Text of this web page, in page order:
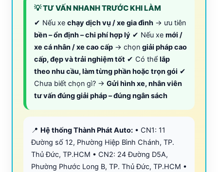
💡 TƯ VẤN NHANH TRƯỚC KHI LÀM
✔ Nếu xe chạy dịch vụ / xe gia đình → ưu tiên
bền – ổn định – chi phí hợp lý ✔ Nếu xe mới /
xe cá nhân / xe cao cấp → chọn giải pháp cao
cấp, đẹp và trải nghiệm tốt ✔ Có thể lắp
theo nhu cầu, làm từng phần hoặc trọn gói ✔
Chưa biết chọn gì? → Gửi hình xe, nhân viên
tư vấn đúng giải pháp – đúng ngân sách
📍 Hệ thống Thành Phát Auto: • CN1: 11
Đường số 12, Phường Hiệp Bình Chánh, TP.
Thủ Đức, TP.HCM • CN2: 24 Đường D5A,
Phường Phước Long B, TP. Thủ Đức, TP.HCM •